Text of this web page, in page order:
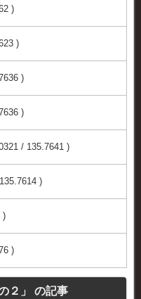
)
)
)
)
/ 135.7641 )
)
)
)
２」 の記事